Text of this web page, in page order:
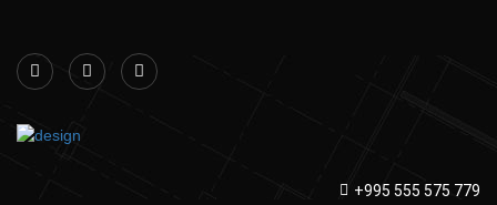
+995 555 575 779